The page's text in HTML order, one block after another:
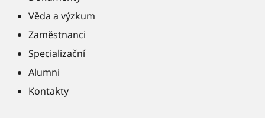
Věda a výzkum
Zaměstnanci
Specializační
Alumni
Kontakty